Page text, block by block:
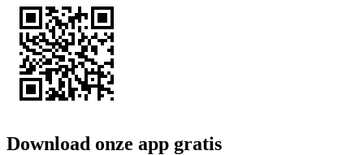
Download onze app gratis